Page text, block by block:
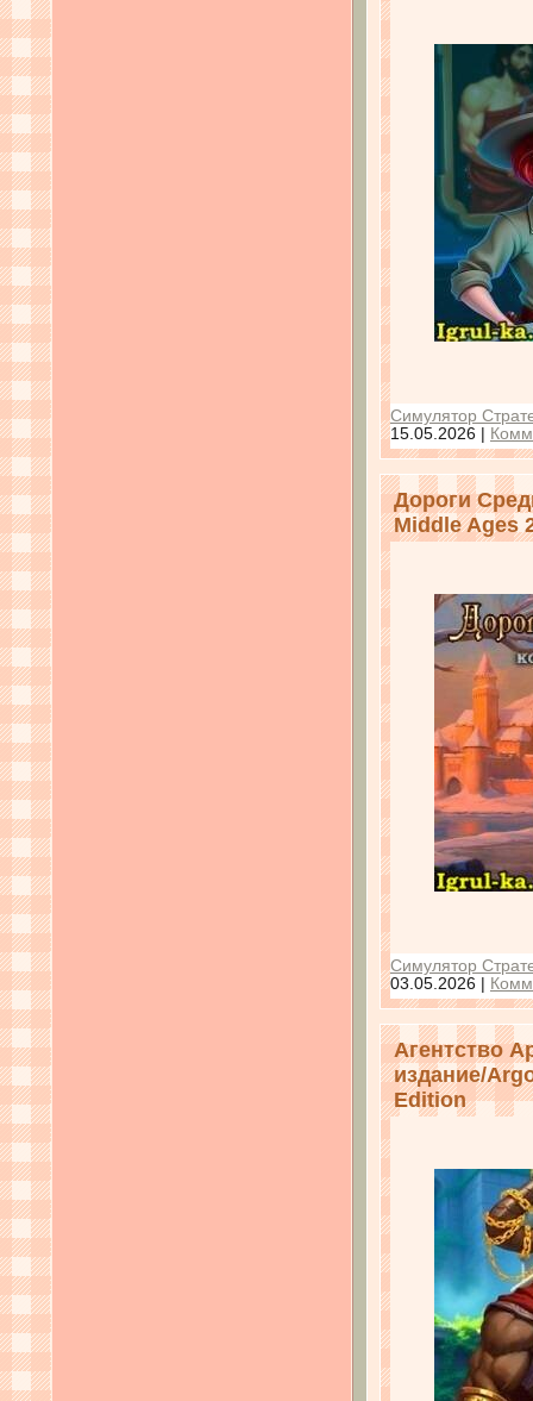
Симулятор
15.05.2026
Дороги
Middle Ages
Симулятор
03.05.2026
Агентство
издание/
Edition